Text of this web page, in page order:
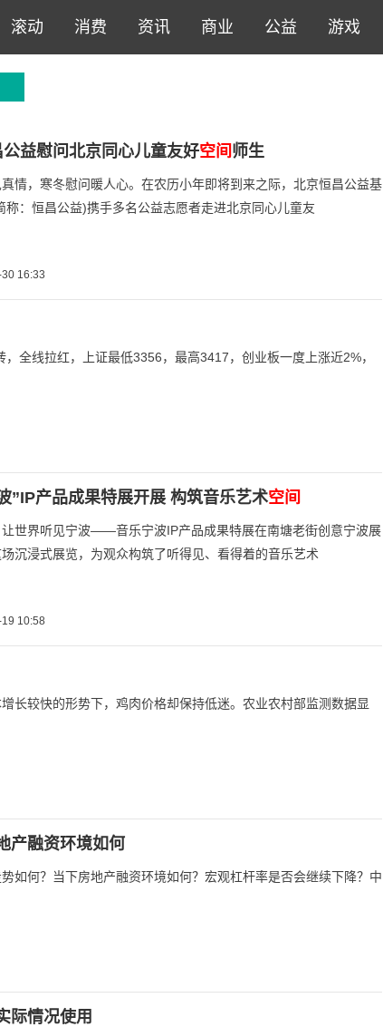
滚动 消费 资讯 商业 公益 游戏
益慰问北京同心儿童友好空间 师生
情，寒冬慰问暖人心。在农历小年即将到来之际，北京恒昌公益基
称：恒昌公益)携手多名公益志愿者走进北京同心儿童友
16:33
全线拉红，上证最低3356，最高3417，创业板一度上涨近2%，
”IP产品成果特展开展 构筑音乐艺术空间
让世界听见宁波——音乐宁波IP产品成果特展在南塘老街创意宁波展
沉浸式展览，为观众构筑了听得见、看得着的音乐艺术
10:58
较快的形势下，鸡肉价格却保持低迷。农业农村部监测数据显
产融资环境如何
如何？当下房地产融资环境如何？宏观杠杆率是否会继续下降？中
际情况使用